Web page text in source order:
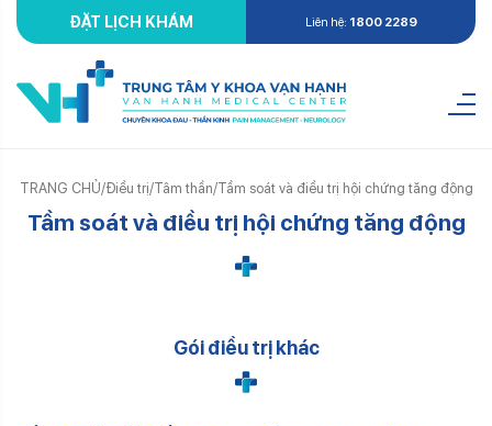
ĐẶT LỊCH KHÁM Liên hệ: 1800 2289
TRANG CHỦ/Điều trị/Tâm thần/Tầm soát và điều trị hội chứng tăng động
Tầm soát và điều trị hội chứng tăng động
Gói điều trị khác